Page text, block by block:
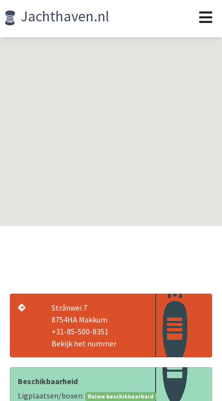
Jachthaven.nl
Strânwei 7
8754HA Makkum
+31-85-500-8351
Bekijk het nummer
Beschikbaarheid
Ligplaatsen/boxen:
Ruime beschikbaarheid